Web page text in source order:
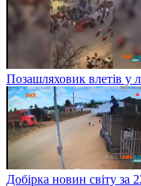
Позашляховик влетів у
Добірка новин світу за